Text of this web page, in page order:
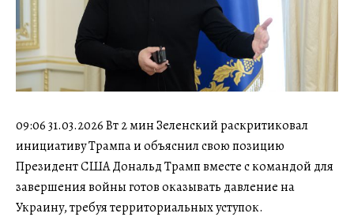
09:06 31.03.2026 Вт 2 мин Зеленский раскритиковал
инициативу Трампа и объяснил свою позицию
Президент США Дональд Трамп вместе с командой для
завершения войны готов оказывать давление на
Украину, требуя территориальных уступок.